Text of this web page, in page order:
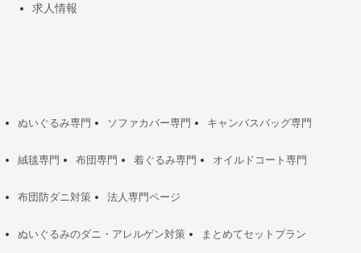
求人情報
ぬいぐるみ専門 ソファカバー専門 キャンバスバッグ専門
絨毯専門 布団専門 着ぐるみ専門 オイルドコート専門
布団防ダニ対策 法人専門ページ
ぬいぐるみのダニ・アレルゲン対策 まとめてセットプラン